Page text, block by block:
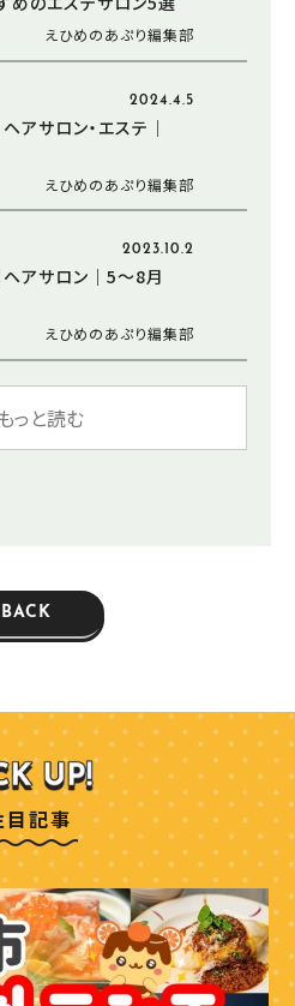
えひめのあぷり編集部
2024.4.5
アサロン・エステ｜
えひめのあぷり編集部
2023.10.2
ヘアサロン｜5～8月
えひめのあぷり編集部
もっと読む
BACK
目記事